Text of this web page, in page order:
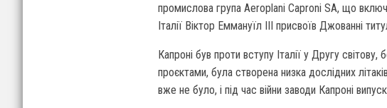
промислова група Aeroplani Caproni SA, що
Італії Віктор Еммануїл III присвоїв Джованні
Капроні був проти вступу Італії у Другу
проєктами, була створена низка дослідних
вже не було, і під час війни заводи Капроні